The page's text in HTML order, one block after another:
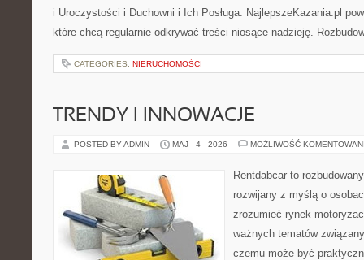
i Uroczystości i Duchowni i Ich Posługa. NajlepszeKazania.pl
które chcą regularnie odkrywać treści niosące nadzieję.
CATEGORIES: NIERUCHOMOŚCI
TRENDY I INNOWACJE
POSTED BY ADMIN MAJ - 4 - 2026 MOŻLIWOŚĆ
Rentdabcar to
rozwijany z myślą o
zrozumieć rynek
ważnych tematów
czemu może być